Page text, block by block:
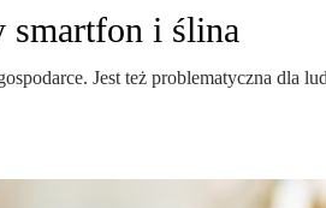
smartfon i ślina
Jest też problematyczna dla